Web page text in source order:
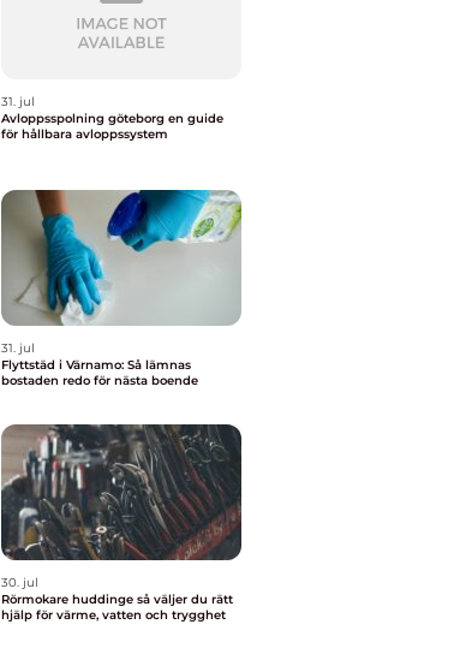
31. jul
Avloppsspolning göteborg en guide
för hållbara avloppssystem
31. jul
Flyttstäd i Värnamo: Så lämnas
bostaden redo för nästa boende
30. jul
Rörmokare huddinge så väljer du rätt
hjälp för värme, vatten och trygghet